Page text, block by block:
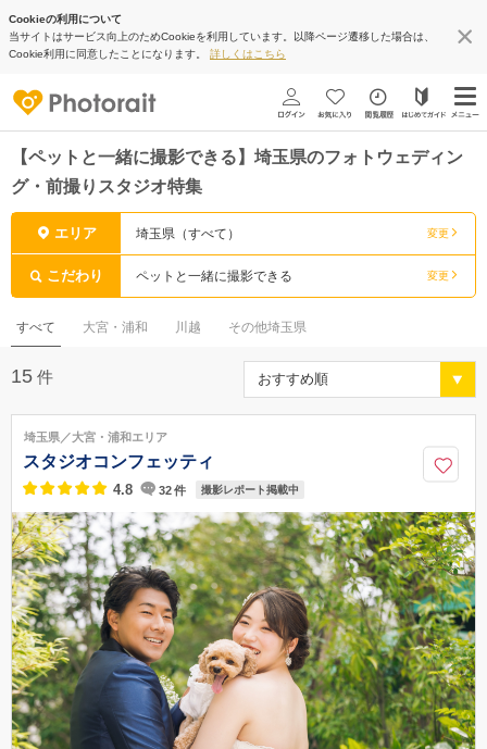
Cookieの利用について
当サイトはサービス向上のためCookieを利用しています。以降ページ遷移した場合は、
Cookie利用に同意したことになります。 詳しくはこちら
【ペットと一緒に撮影できる】埼玉県のフォトウェディン
グ・前撮りスタジオ特集
エリア 埼玉県（すべて） 変更
こだわり ペットと一緒に撮影できる 変更
すべて 大宮・浦和 川越 その他埼玉県
15 件
埼玉県／大宮・浦和エリア
スタジオコンフェッティ
4.8 32件 撮影レポート掲載中